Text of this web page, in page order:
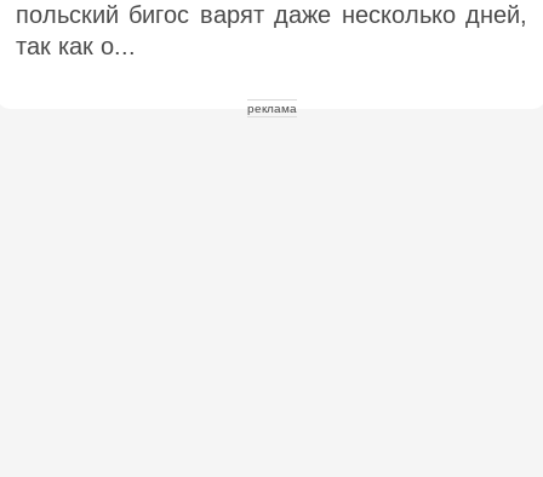
польский бигос варят даже несколько дней,
так как о...
реклама